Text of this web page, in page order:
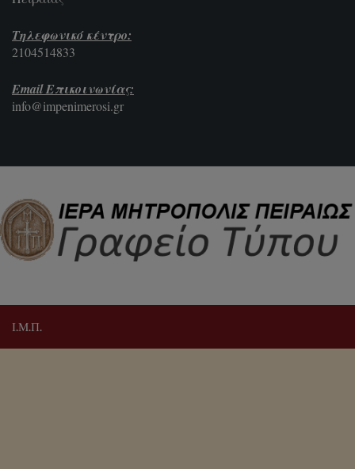
Τηλεφωνικό κέντρο:
2104514833
Email Επικοινωνίας:
info@impenimerosi.gr
Ι.Μ.Π.